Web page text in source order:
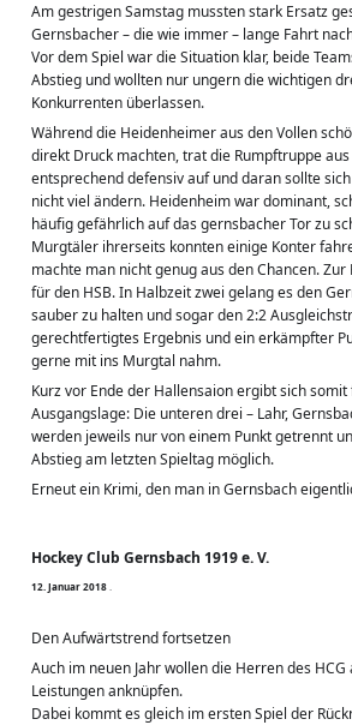
Am gestrigen Samstag mussten stark Ersatz
Gernsbacher – die wie immer – lange Fahrt
Vor dem Spiel war die Situation klar, beide
Abstieg und wollten nur ungern die wichtigen
Konkurrenten überlassen.
Während die Heidenheimer aus den Vollen
direkt Druck machten, trat die Rumpftruppe
entsprechend defensiv auf und daran sollte
nicht viel ändern. Heidenheim war dominant,
häufig gefährlich auf das gernsbacher Tor zu
Murgtäler ihrerseits konnten einige Konter
machte man nicht genug aus den Chancen. Zur
für den HSB. In Halbzeit zwei gelang es den
sauber zu halten und sogar den 2:2
gerechtfertigtes Ergebnis und ein erkämpfter
gerne mit ins Murgtal nahm.
Kurz vor Ende der Hallensaion ergibt sich
Ausgangslage: Die unteren drei – Lahr,
werden jeweils nur von einem Punkt getrennt
Abstieg am letzten Spieltag möglich.
Erneut ein Krimi, den man in Gernsbach
Hockey Club Gernsbach 1919 e. V.
12 Januar2018·
Den Aufwärtstrend fortsetzen
Auch im neuen Jahr wollen die Herren des
Leistungen anknüpfen.
Dabei kommt es gleich im ersten Spiel der